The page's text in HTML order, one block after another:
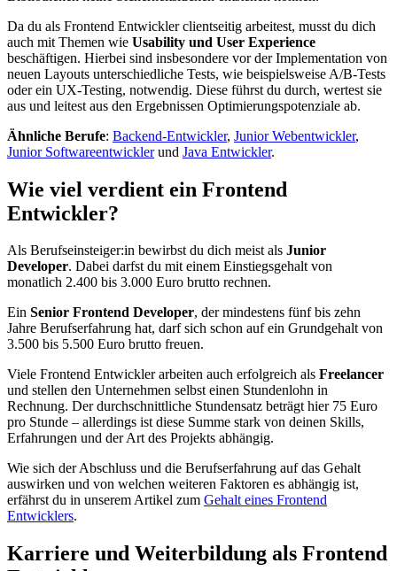
Da du als Frontend Entwickler clientseitig arbeitest, musst du dich
auch mit Themen wie Usability und User Experience
beschäftigen. Hierbei sind insbesondere vor der Implementation von
neuen Layouts unterschiedliche Tests, wie beispielsweise A/B-Tests
oder ein UX-Testing, notwendig. Diese führst du durch, wertest sie
aus und leitest aus den Ergebnissen Optimierungspotenziale ab.
Ähnliche Berufe: Backend-Entwickler, Junior Webentwickler,
Junior Softwareentwicklerund Java Entwickler.
Wie viel verdient ein Frontend
Entwickler?
Als Berufseinsteiger:in bewirbst du dich meist als Junior
Developer. Dabei darfst du mit einem Einstiegsgehalt von
monatlich 2.400 bis 3.000 Euro brutto rechnen.
Ein Senior Frontend Developer, der mindestens fünf bis zehn
Jahre Berufserfahrung hat, darf sich schon auf ein Grundgehalt von
3.500 bis 5.500 Euro brutto freuen.
Viele Frontend Entwickler arbeiten auch erfolgreich als Freelancer
und stellen den Unternehmen selbst einen Stundenlohn in
Rechnung. Der durchschnittliche Stundensatz beträgt hier 75 Euro
pro Stunde – allerdings ist diese Summe stark von deinen Skills,
Erfahrungen und der Art des Projekts abhängig.
Wie sich der Abschluss und die Berufserfahrung auf das Gehalt
auswirken und von welchen weiteren Faktoren es abhängig ist,
erfährst du in unserem Artikel zum Gehalt eines Frontend
Entwicklers.
Karriere und Weiterbildung als Frontend